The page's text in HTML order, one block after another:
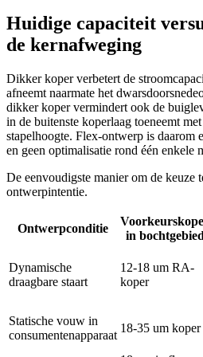
Huidige capaciteit
de kernafweging
Dikker koper verbetert de
afneemt naarmate het
dikker koper vermindert ook de
in de buitenste koperlaag toeneemt
stapelhoogte. Flex-ontwerp is daarom
en geen optimalisatie rond één enkele
De eenvoudigste manier om de keuze
ontwerpintentie.
Ontwerpconditie
in bochtgebied
Dynamische
draagbare staart
12-18 um RA-
koper
Statische vouw in
consumentenapparaat
18-35 um koper